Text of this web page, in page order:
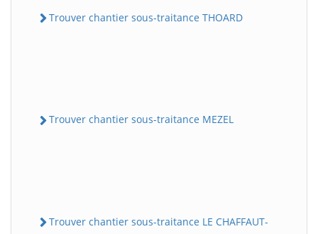
Trouver chantier sous-traitance THOARD
Trouver chantier sous-traitance MEZEL
Trouver chantier sous-traitance LE CHAFFAUT-